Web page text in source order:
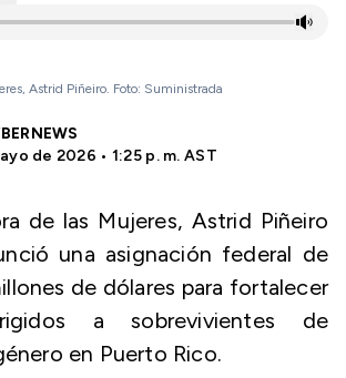
Astrid Piñeiro. Foto: Suministrada
de 2026 • 1:25 p. m. AST
de las Mujeres, Astrid Piñeiro
una asignación federal de
de dólares para fortalecer
a sobrevivientes de
en Puerto Rico.